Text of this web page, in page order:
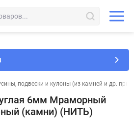
подвески и кулоны (из камней и др.
6мм Мраморный
(камни) (НИТЬ)